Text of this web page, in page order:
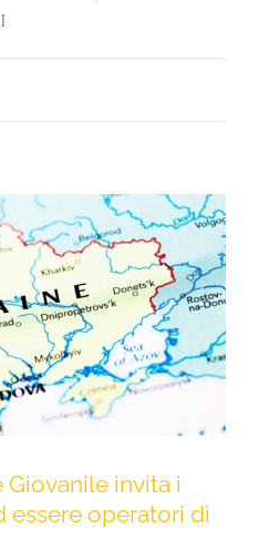
Giovanile invita i
essere operatori di